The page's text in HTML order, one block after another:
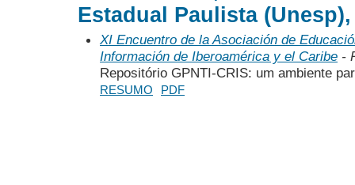
Estadual Paulista
XI Encuentro de la Asociación de
Información de Iberoamérica y el Caribe -
Repositório GPNTI-CRIS: um ambiente
RESUMO PDF